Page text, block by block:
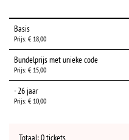
Basis
Prijs: € 18,00
Bundelprijs met unieke code
Prijs: € 15,00
- 26 jaar
Prijs: € 10,00
Totaal: 0 tickets